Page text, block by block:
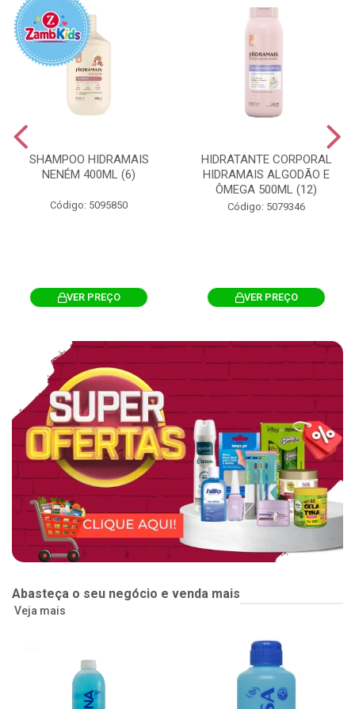
SHAMPOO HIDRAMAIS
NENÉM 400ML (6)
Código: 5095850
VER PREÇO
HIDRATANTE CORPORAL
HIDRAMAIS ALGODÃO E
ÔMEGA 500ML (12)
Código: 5079346
VER PREÇO
Abasteça o seu negócio e venda mais
Veja mais